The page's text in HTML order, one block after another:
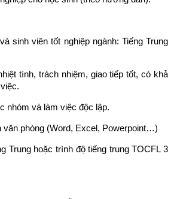
sinh viên tốt nghiệp ngành: Tiếng Trung
tình, trách nhiệm, giao tiếp tốt, có khả
nhóm và làm việc độc lập.
văn phòng (Word, Excel, Powerpoint…)
Trung hoặc trình độ tiếng trung TOCFL 3